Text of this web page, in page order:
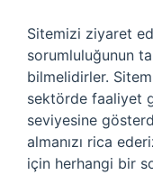
Sitemizi ziyaret
sorumluluğunun
bilmelidirler.
sektörde faaliyet
seviyesine
almanızı rica
için herhangi bir